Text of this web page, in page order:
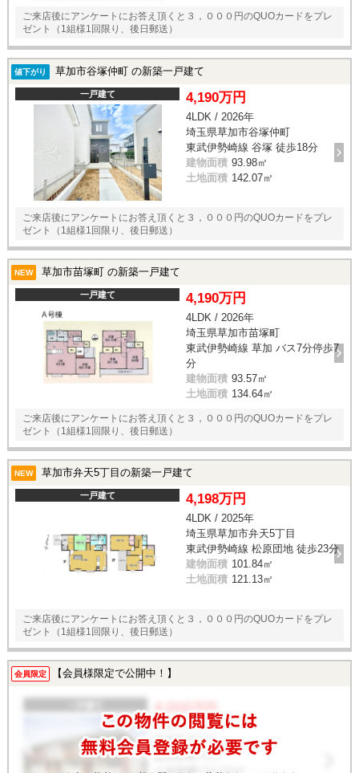
ご来店後にアンケートにお答え頂くと３，０００円のQUOカードをプレ
ゼント（1組様1回限り、後日郵送）
値下がり 草加市谷塚仲町 の新築一戸建て
一戸建て 4,190万円
4LDK / 2026年
埼玉県草加市谷塚仲町
東武伊勢崎線 谷塚 徒歩18分
建物面積 93.98㎡
土地面積 142.07㎡
ご来店後にアンケートにお答え頂くと３，０００円のQUOカードをプレ
ゼント（1組様1回限り、後日郵送）
NEW 草加市苗塚町 の新築一戸建て
一戸建て 4,190万円
4LDK / 2026年
埼玉県草加市苗塚町
東武伊勢崎線 草加 バス7分停歩7
分
建物面積 93.57㎡
土地面積 134.64㎡
ご来店後にアンケートにお答え頂くと３，０００円のQUOカードをプレ
ゼント（1組様1回限り、後日郵送）
NEW 草加市弁天5丁目の新築一戸建て
一戸建て 4,198万円
4LDK / 2025年
埼玉県草加市弁天5丁目
東武伊勢崎線 松原団地 徒歩23分
建物面積 101.84㎡
土地面積 121.13㎡
ご来店後にアンケートにお答え頂くと３，０００円のQUOカードをプレ
ゼント（1組様1回限り、後日郵送）
会員限定 【会員様限定で公開中！】